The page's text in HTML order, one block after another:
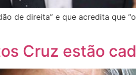
de direita” e que acredita que
Cruz estão